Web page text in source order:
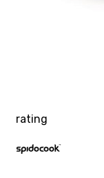
rating